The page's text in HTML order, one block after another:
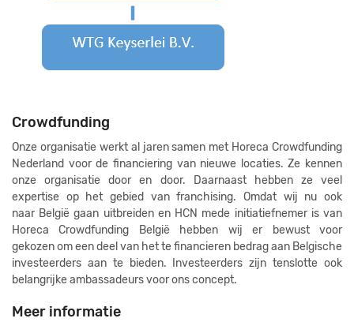
Crowdfunding
Onze organisatie werkt al jaren samen met Horeca Crowdfunding
Nederland voor de financiering van nieuwe locaties. Ze kennen
onze organisatie door en door. Daarnaast hebben ze veel
expertise op het gebied van franchising. Omdat wij nu ook
naar België gaan uitbreiden en HCN mede initiatiefnemer is van
Horeca Crowdfunding België hebben wij er bewust voor
gekozen om een deel van het te financieren bedrag aan Belgische
investeerders aan te bieden. Investeerders zijn tenslotte ook
belangrijke ambassadeurs voor ons concept.
Meer informatie